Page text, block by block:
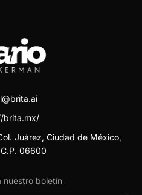
brita.mx/
Juárez, Ciudad de México,
06600
nuestro boletín